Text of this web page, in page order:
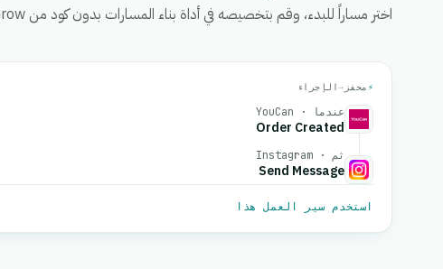
اختر مساراً للبدء، وقم بتخصيصه في أداة بناء المسارات بدون كود من eGrow، ثم قم بتفعيله.
⚡ محفز →الإجراء
عندما · YouCan
Order Created
ثم · Instagram
Send Message
استخدم سير العمل هذا